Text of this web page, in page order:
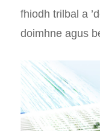
fhiodh trilbal a
doimhne agus